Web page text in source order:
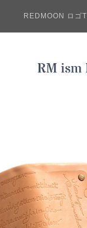
REDMOON ロゴ